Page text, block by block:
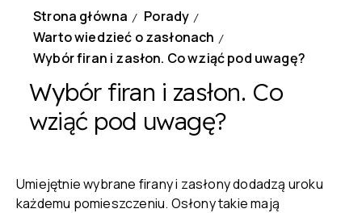
Strona główna / Porady /
Warto wiedzieć o zasłonach /
Wybór firan i zasłon. Co wziąć pod uwagę?
Wybór firan i zasłon. Co
wziąć pod uwagę?
Umiejętnie wybrane firany i zasłony dodadzą uroku
każdemu pomieszczeniu. Osłony takie mają